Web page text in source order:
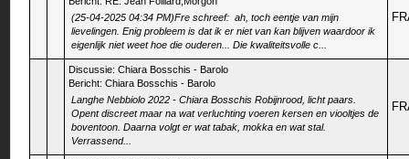
(25-04-2025 04:34 PM)Fre schreef: ah, toch eentje van mijn
lievelingen. Enig probleem is dat ik er niet van kan blijven waardoor ik
eigenlijk niet weet hoe die ouderen... Die kwaliteitsvolle c...
Discussie:Chiara Bosschis - Barolo
Bericht:Chiara Bosschis - Barolo
Langhe Nebbiolo 2022 - Chiara Bosschis Robijnrood, licht paars.
Opent discreet maar na wat verluchting voeren kersen en viooltjes de
boventoon. Daarna volgt er wat tabak, mokka en wat stal.
Verrassend...